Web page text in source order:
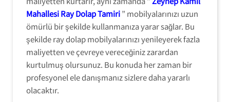
Mahallesi Ray Dolap Tamiri” mobilyalarınızı uzun
ömürlü bir şekilde kullanmanıza yarar sağlar. Bu
şekilde ray dolap mobilyalarınızı yenileyerek fazla
maliyetten ve çevreye vereceğiniz zarardan
kurtulmuş olursunuz. Bu konuda her zaman bir
profesyonel ele danışmanız sizlere daha yararlı
olacaktır.